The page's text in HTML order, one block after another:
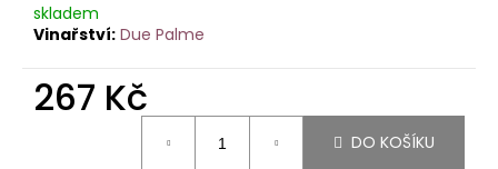
skladem
Due Palme
267 Kč
DO KOŠÍKU
D
o